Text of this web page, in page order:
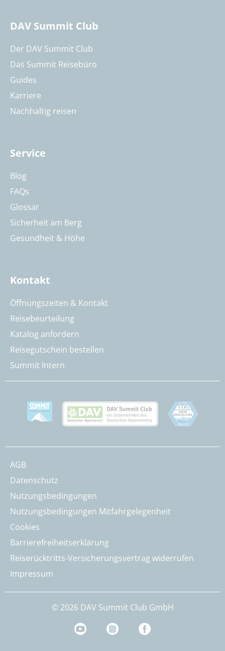
DAV Summit Club
Der DAV Summit Club
Das Summit Reisebüro
Guides
Karriere
Nachhaltig reisen
Service
Blog
FAQs
Glossar
Sicherheit am Berg
Gesundheit & Höhe
Kontakt
Öffnungszeiten & Kontakt
Reisebeurteilung
Katalog anfordern
Reisegutschein bestellen
Summit Intern
AGB
Datenschutz
Nutzungsbedingungen
Nutzungsbedingungen Mitfahrgelegenheit
Cookies
Barrierefreiheitserklärung
Reiserücktritts-Versicherungsvertrag widerrufen
Impressum
© 2026 DAV Summit Club GmbH